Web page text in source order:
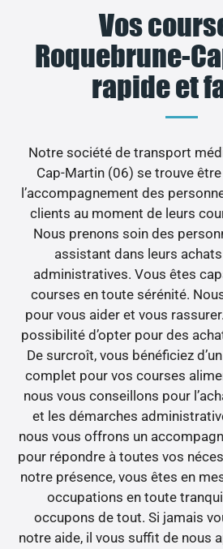
Vos
Roquebrune-
rapide et
Notre société de transport
Cap-Martin (06) se trouve
l’accompagnement des
clients au moment de leurs
Nous prenons soin des
assistant dans leurs
administratives. Vous êtes
courses en toute sérénité.
pour vous aider et vous
possibilité d’opter pour des
De surcroît, vous bénéficiez
complet pour vos courses
nous vous conseillons pour
et les démarches
nous vous offrons un
pour répondre à toutes vos
notre présence, vous êtes en
occupations en toute
occupons de tout. Si jamais
notre aide, il vous suffit de nous